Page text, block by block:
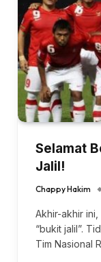
Selamat
Jalil!
Chappy Hakim
Akhir-akhir
“bukit jalil”.
Tim Nasional